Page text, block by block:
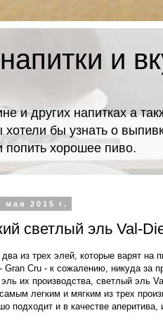
и
и других напитках а
бы узнать о
попить хорошее пиво.
мая 2015 г.
светлый эль Val-
из трех элей, которые варят на
Gran Cru - к сожалению, никуда за
их производства, светлый эль
легким и мягким из трех
подходит и в качестве